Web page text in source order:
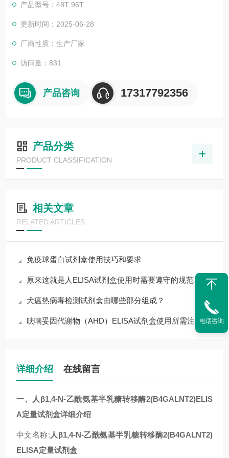
校与科研单位保持良好的合作关系，共同努力合作共赢。
产品型号：48T 96T
更新时间：2025-06-28
厂商性质：生产厂家
访问量：831
产品咨询 17317792356
产品分类
PRODUCT CLASSIFICATION
相关文章
RELATED ARTICLES
免疫球蛋白试剂盒使用技巧和要求
原来这就是人ELISA试剂盒使用时需要遵守的规范
犬瘟热病毒检测试剂盒由哪些部分组成？
呋喃妥因代谢物（AHD）ELISA试剂盒使用所需注意的事项
详细介绍 在线留言
一、人β1,4-N-乙酰氨基半乳糖转移酶2(B4GALNT2)ELIS
A定量试剂盒详细介绍
中文名称: 人β1,4-N-乙酰氨基半乳糖转移酶2(B4GALNT2)
ELISA定量试剂盒
电话咨询